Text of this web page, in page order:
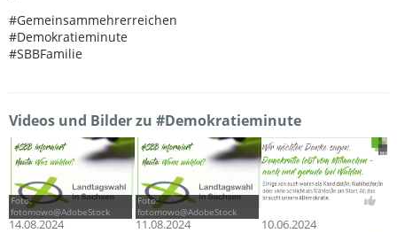
#Gemeinsammehrerreichen
#Demokratieminute
#SBBFamilie
Videos und Bilder zu #Demokratieminute
Foto:
fotomowo@AdobeStock
14.08.2024
Foto:
fotomowo@AdobeStock
11.08.2024 10.06.2024